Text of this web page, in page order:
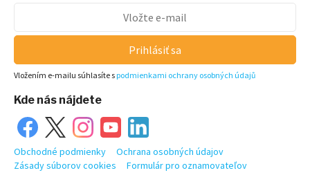
Prihlásiť sa
Vložením e-mailu súhlasíte s podmienkami ochrany osobných údajů
Kde nás nájdete
Obchodné podmienky
Ochrana osobných údajov
Zásady súborov cookies
Formulár pro oznamovateľov